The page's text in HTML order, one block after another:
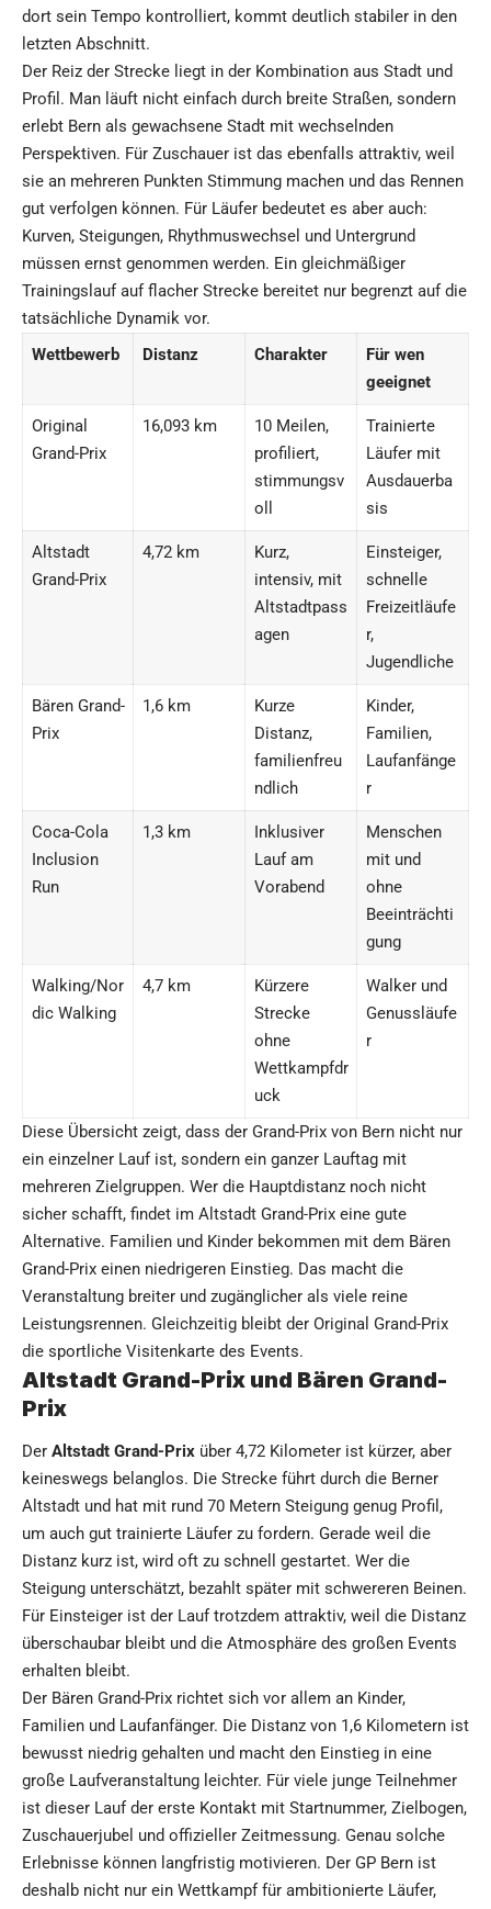
dort sein Tempo kontrolliert, kommt deutlich stabiler in den
letzten Abschnitt.
Der Reiz der Strecke liegt in der Kombination aus Stadt und
Profil. Man läuft nicht einfach durch breite Straßen, sondern
erlebt Bern als gewachsene Stadt mit wechselnden
Perspektiven. Für Zuschauer ist das ebenfalls attraktiv, weil
sie an mehreren Punkten Stimmung machen und das Rennen
gut verfolgen können. Für Läufer bedeutet es aber auch:
Kurven, Steigungen, Rhythmuswechsel und Untergrund
müssen ernst genommen werden. Ein gleichmäßiger
Trainingslauf auf flacher Strecke bereitet nur begrenzt auf die
tatsächliche Dynamik vor.
Wettbewerb
Distanz Charakter
Für wen
geeignet
Original
Grand-Prix
16,093 km
10 Meilen,
profiliert,
stimmungsv
oll
Trainierte
Läufer mit
Ausdauerba
sis
Altstadt
Grand-Prix
4,72 km
Kurz,
intensiv, mit
Altstadtpass
agen
Einsteiger,
schnelle
Freizeitläufe
r,
Jugendliche
Bären Grand-
Prix
1,6 km
Kurze
Distanz,
familienfreu
ndlich
Kinder,
Familien,
Laufanfänge
r
Coca-Cola
Inclusion
Run
1,3 km
Inklusiver
Lauf am
Vorabend
Menschen
mit und
ohne
Beeinträchti
gung
Walking/Nor
dic Walking
4,7 km
Kürzere
Strecke
ohne
Wettkampfdr
uck
Walker und
Genussläufe
r
Diese Übersicht zeigt, dass der Grand-Prix von Bern nicht nur
ein einzelner Lauf ist, sondern ein ganzer Lauftag mit
mehreren Zielgruppen. Wer die Hauptdistanz noch nicht
sicher schafft, findet im Altstadt Grand-Prix eine gute
Alternative. Familien und Kinder bekommen mit dem Bären
Grand-Prix einen niedrigeren Einstieg. Das macht die
Veranstaltung breiter und zugänglicher als viele reine
Leistungsrennen. Gleichzeitig bleibt der Original Grand-Prix
die sportliche Visitenkarte des Events.
Altstadt Grand-Prix und Bären Grand-
Prix
Der Altstadt Grand-Prix über 4,72 Kilometer ist kürzer, aber
keineswegs belanglos. Die Strecke führt durch die Berner
Altstadt und hat mit rund 70 Metern Steigung genug Profil,
um auch gut trainierte Läufer zu fordern. Gerade weil die
Distanz kurz ist, wird oft zu schnell gestartet. Wer die
Steigung unterschätzt, bezahlt später mit schwereren Beinen.
Für Einsteiger ist der Lauf trotzdem attraktiv, weil die Distanz
überschaubar bleibt und die Atmosphäre des großen Events
erhalten bleibt.
Der Bären Grand-Prix richtet sich vor allem an Kinder,
Familien und Laufanfänger. Die Distanz von 1,6 Kilometern ist
bewusst niedrig gehalten und macht den Einstieg in eine
große Laufveranstaltung leichter. Für viele junge Teilnehmer
ist dieser Lauf der erste Kontakt mit Startnummer, Zielbogen,
Zuschauerjubel und offizieller Zeitmessung. Genau solche
Erlebnisse können langfristig motivieren. Der GP Bern ist
deshalb nicht nur ein Wettkampf für ambitionierte Läufer,